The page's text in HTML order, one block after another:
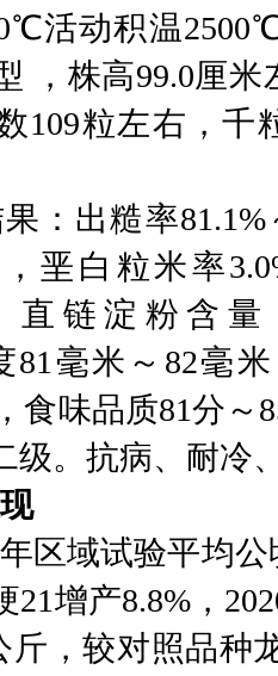
℃活动积温2500
，株高99.0厘米
109粒左右，千
：出糙率81.1%
，垩白粒米率
直链淀粉含
81 毫米～ 82毫
，食味品质81分～
级。抗病、耐冷
年区域试验平均公
21增产8.8% ，
斤，较对照品种